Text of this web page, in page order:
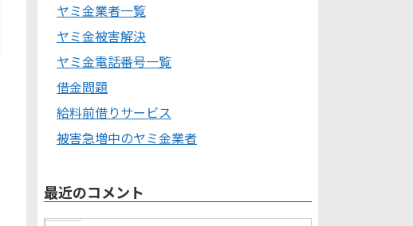
ヤミ金業者一覧
ヤミ金被害解決
ヤミ金電話番号一覧
借金問題
給料前借りサービス
被害急増中のヤミ金業者
最近のコメント